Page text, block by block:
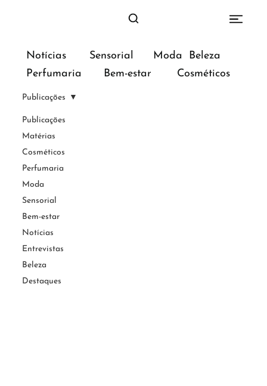
Cosméticos
Perfumaria
Moda
Bem-estar
Beleza
Sensorial
Notícias
Publicações
Matérias
Cosméticos
Perfumaria
Moda
Sensorial
Bem-estar
Notícias
Entrevistas
Beleza
Destaques
Publicações